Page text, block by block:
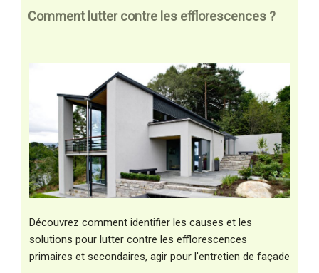
Comment lutter contre les efflorescences ?
Découvrez comment identifier les causes et les
solutions pour lutter contre les efflorescences
primaires et secondaires, agir pour l'entretien de façade